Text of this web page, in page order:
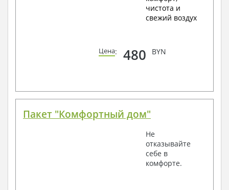
чистота и
свежий воздух
Цена: 480 BYN
Пакет "Комфортный дом"
Не
отказывайте
себе в
комфорте.